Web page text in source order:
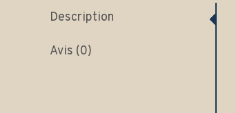
Description
Avis (0)